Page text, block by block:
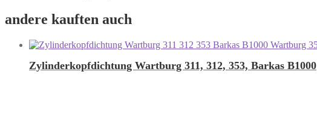
andere kauften auch
Zylinderkopfdichtung Wartburg 311, 312, 353, Barkas B1000